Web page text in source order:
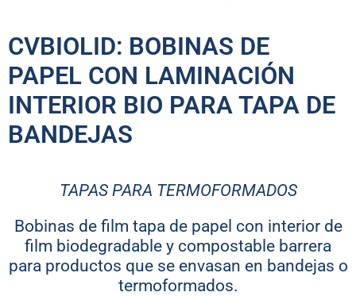
CVBIOLID: BOBINAS DE
PAPEL CON LAMINACIÓN
INTERIOR BIO PARA TAPA DE
BANDEJAS
TAPAS PARA TERMOFORMADOS
Bobinas de film tapa de papel con interior de
film biodegradable y compostable barrera
para productos que se envasan en bandejas o
termoformados.